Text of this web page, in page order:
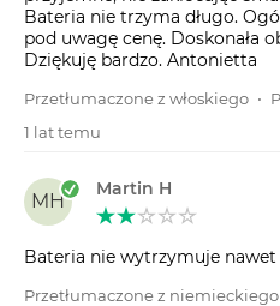
Bateria nie trzyma długo.
pod uwagę cenę. Doskonała
Dziękuję bardzo. Antonietta
Przetłumaczone z włoskiego •
1 lat temu
MH
Martin H
Bateria nie wytrzymuje nawet
Przetłumaczone z niemieckiego